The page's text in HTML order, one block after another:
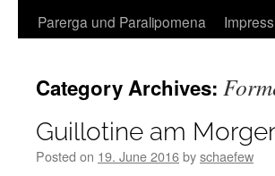
Parerga und Paralipomena
Category Archives:
Guillotine am
Posted on 19. June 2016byschaefew